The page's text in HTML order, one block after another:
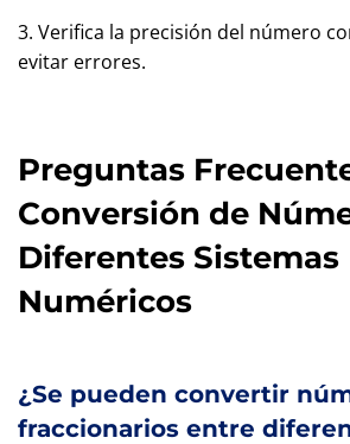
3. Verifica la precisión del número
evitar errores.
Preguntas
Conversión de
Diferentes Sistemas
Numéricos
¿Se pueden convertir
fraccionarios entre